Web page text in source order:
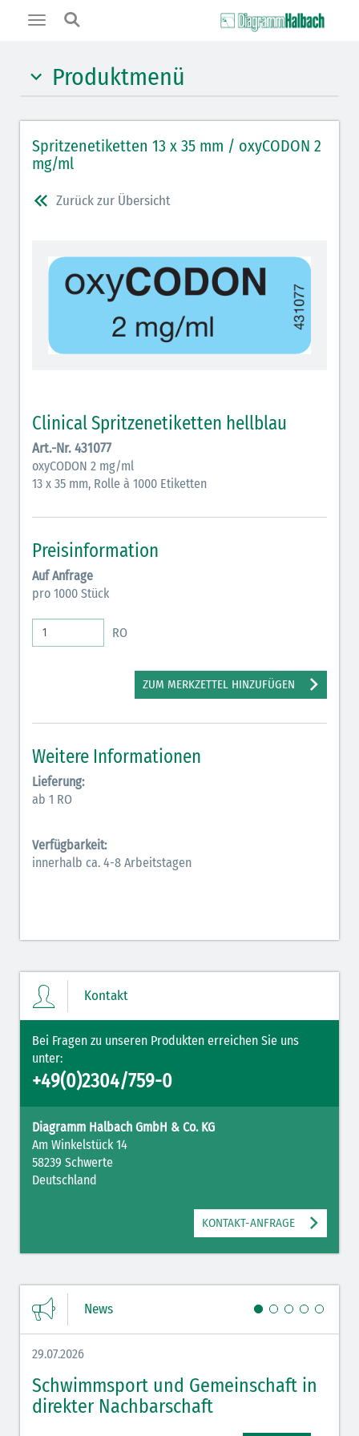
Toggle
Produktmenü
Benzodiazepine (orange)
Benzodiazepin-Antagonisten (orange schraffiert)
Muskelrelaxantien (weiß-rot): DIVI seit 2012
Opiate/Opioide (hellblau)
Opioid-Antagonisten (hellblau schraffiert)
Lokalanästhetika (grau)
schraffiert)
Anticholinergika (hellgrün)
Cholinergika (hellgrün schraffiert): DIVI 2012
Antiemetika (salmon)
Verschiedene Medikamente (weiß)
Antikoagulantien (hellgrau/weiß mit schwarzem
Rahmen)
Koagulantien (hellgrau/weiß schwarz schraffierterm
Bronchodilatatoren (blau-braun)
Inodilatatoren (rot-grün)
Antiarrhythmika (rot-blau)
Elektrolyte Kalium (grün-blau)
Hormone Insulin (braun-gelb)
Spritzenetiketten 13 x 35 mm / oxyCODON 2
mg/ml
Zurück zur Übersicht
Clinical Spritzenetiketten hellblau
Art.-Nr. 431077
oxyCODON 2 mg/ml
13 x 35 mm, Rolle à 1000 Etiketten
Preisinformation
Auf Anfrage
pro 1000 Stück
RO
ZUM MERKZETTEL HINZUFÜGEN
Weitere Informationen
Lieferung:
ab 1 RO
Verfügbarkeit:
innerhalb ca. 4-8 Arbeitstagen
Kontakt
Bei Fragen zu unseren Produkten erreichen Sie uns
unter:
+49(0)2304/759-0
Diagramm Halbach GmbH & Co. KG
Am Winkelstück 14
58239 Schwerte
Deutschland
KONTAKT-ANFRAGE
News
29.07.2026
Schwimmsport und Gemeinschaft in
direkter Nachbarschaft